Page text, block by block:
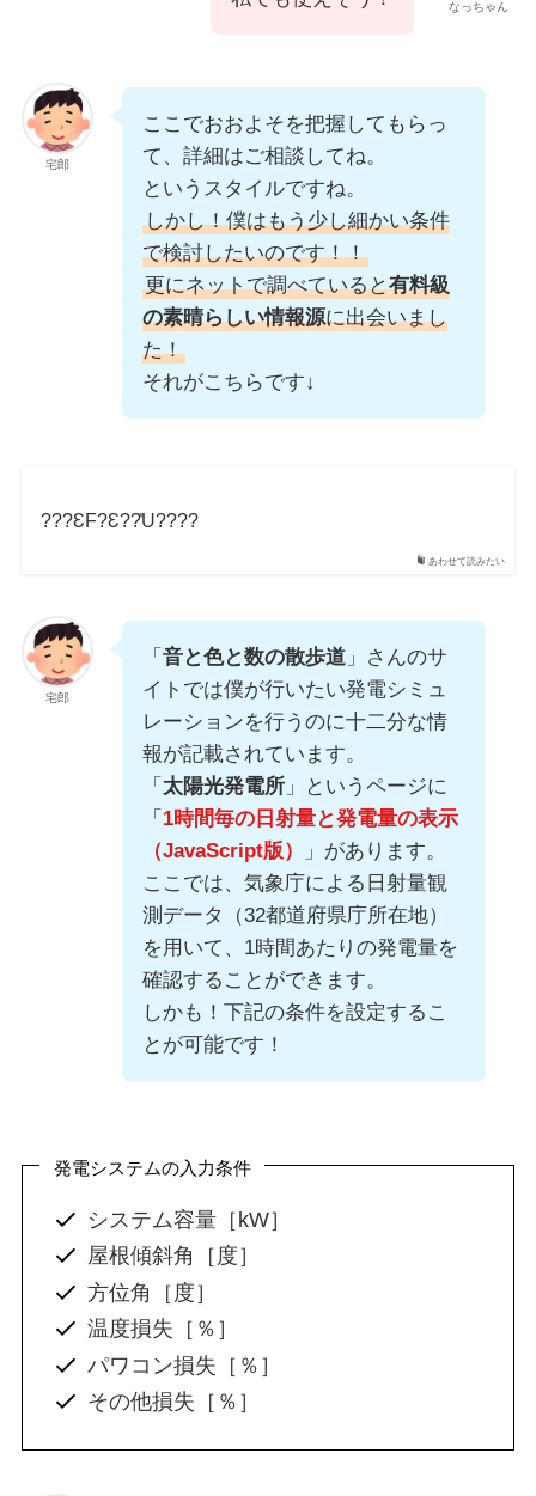
なっちゃん
宅郎
ここでおおよそを把握してもらっ
て、詳細はご相談してね。
というスタイルですね。
しかし！僕はもう少し細かい条件
で検討したいのです！！
更にネットで調べていると有料級
の素晴らしい情報源に出会いまし
た！
それがこちらです↓
あわせて読みたい
???ƐF?Ɛ??̎U????
宅郎
「 音と色と数の散歩道」さんのサ
イトでは僕が行いたい発電シミュ
レーションを行うのに十二分な情
報が記載されています。
「 太陽光発電所」というページに
「 1時間毎の日射量と発電量の表示
（JavaScript版）
」があります。
ここでは、気象庁による日射量観
測データ（32都道府県庁所在地）
を用いて、1時間あたりの発電量を
確認することができます。
しかも！下記の条件を設定するこ
とが可能です！
発電システムの入力条件
システム容量［kW］
屋根傾斜角［度］
方位角［度］
温度損失［％］
パワコン損失［％］
その他損失［％］